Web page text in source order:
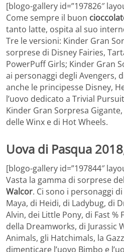
[blogo-gallery id=”197826″
Come sempre il buon
tanto latte, ospita al suo
Tre le versioni: Kinder Gran
sorprese di Disney Fairies,
PowerPuff Girls; Kinder Gran
ai personaggi degli Avengers,
anche le principesse Disney,
l’uovo dedicato a Trivial
Kinder Gran Sorpresa
delle Winx e di Hot Wheels.
Uova di Pasqua
[blogo-gallery id=”197844″
Vasta la gamma di sorprese
Walcor. Ci sono i personaggi
Maya, di Heidi, di Ladybug, di
Alvin, dei Little Pony, di Fast %
della Dreamworks, di Jurassic
Animals, gli Hatchimals, la
dimenticare l’uovo Bimbo e